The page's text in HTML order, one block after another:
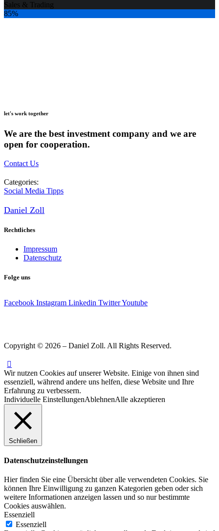
Sales & Trading
85%
let's work together
We are the best investment company and we are
open for cooperation.
Contact Us
Categories:
Social Media Tipps
Daniel Zoll
Rechtliches
Impressum
Datenschutz
Folge uns
Facebook Instagram Linkedin TwitterYoutube
Copyright © 2026 – Daniel Zoll. All Rights Reserved.
Wir nutzen Cookies auf unserer Website. Einige von ihnen sind
essenziell, während andere uns helfen, diese Website und Ihre
Erfahrung zu verbessern.
Individuelle EinstellungenAblehnenAlle akzeptieren
Schließen
Datenschutzeinstellungen
Hier finden Sie eine Übersicht über alle verwendeten Cookies. Sie
können Ihre Einwilligung zu ganzen Kategorien geben oder sich
weitere Informationen anzeigen lassen und so nur bestimmte
Cookies auswählen.
Essenziell
Essenziell